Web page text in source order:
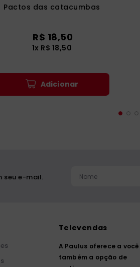
Pactos das catacumbas
R$ 18,50
1x R$ 18,50
Adicionar
seu e-mail.
Televendas
A Paulus oferece a você
também a opção de